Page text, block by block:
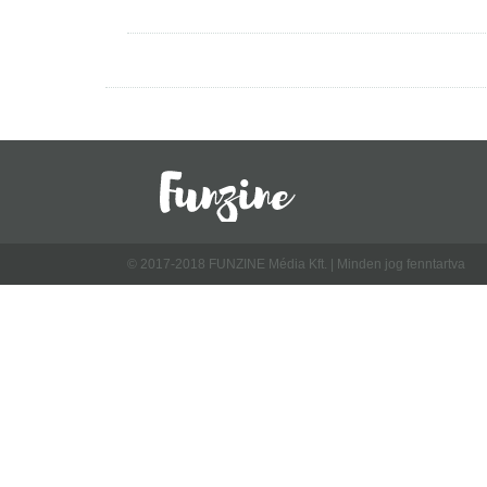
© 2017-2018 FUNZINE Média Kft. | Minden jog fenntartva